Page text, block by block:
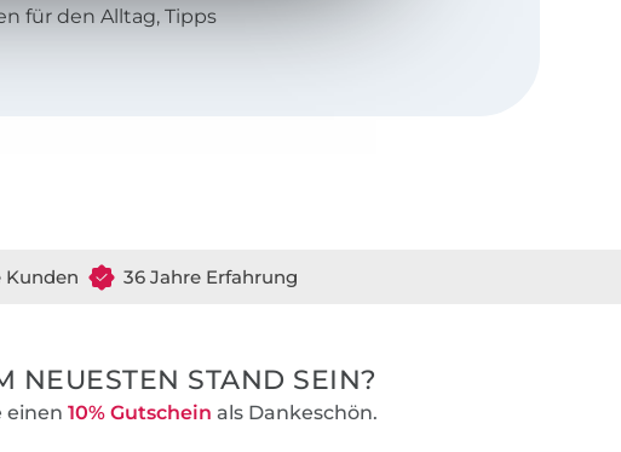
für den Alltag, Tipps
Nähen und
Kunden 36 Jahre Erfahrung
NEUESTEN STAND SEIN?
einen 10% Gutschein als Dankeschön.